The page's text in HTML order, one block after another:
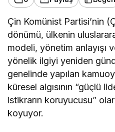
Çin Komünist Partisi’nin
dönümü, ülkenin
modeli, yönetim anlayışı
yönelik ilgiyi yeniden
genelinde yapılan
küresel algısının “güçlü
istikrarın koruyucusu”
koyuyor.